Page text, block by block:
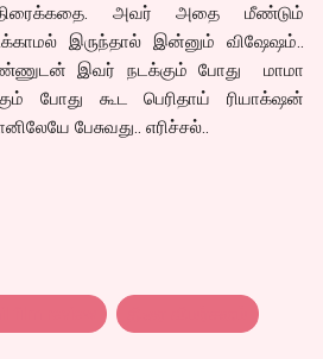
அவர் அதை மீண்டும்
இருந்தால் இன்னும் விஷேஷம்..
இவர் நடக்கும் போது மாமா
போது கூட பெரிதாய் ரியாக்‌ஷன்
பேசுவது.. எரிச்சல்..